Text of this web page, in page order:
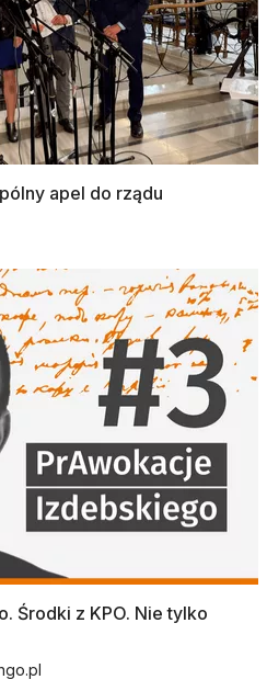
apel do rządu
Środki z KPO. Nie tylko